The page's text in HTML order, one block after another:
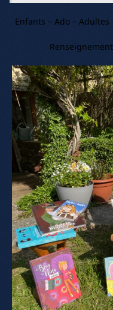
Enfants – Ado –